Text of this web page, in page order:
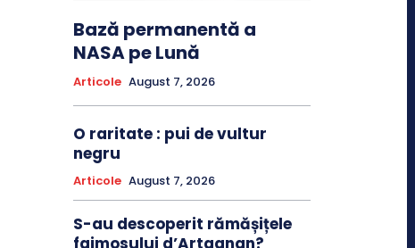
Bază permanentă a
NASA pe Lună
Articole August 7, 2026
O raritate : pui de vultur
negru
Articole August 7, 2026
S-au descoperit rămășițele
faimosului d’Artagnan?